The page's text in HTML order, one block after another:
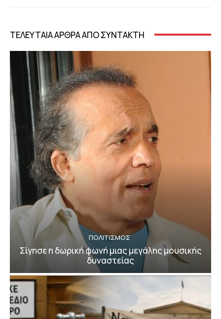
ΤΕΛΕΥΤΑΙΑ ΑΡΘΡΑ ΑΠΟ ΣΥΝΤΑΚΤΗ
ΠΟΛΙΤΙΣΜΟΣ
Σίγησε η δωρική φωνή μιας μεγάλης μουσικής
δυναστείας